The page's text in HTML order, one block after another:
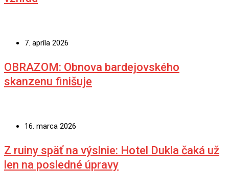
7. apríla 2026
OBRAZOM: Obnova bardejovského
skanzenu finišuje
16. marca 2026
Z ruiny späť na výslnie: Hotel Dukla čaká už
len na posledné úpravy